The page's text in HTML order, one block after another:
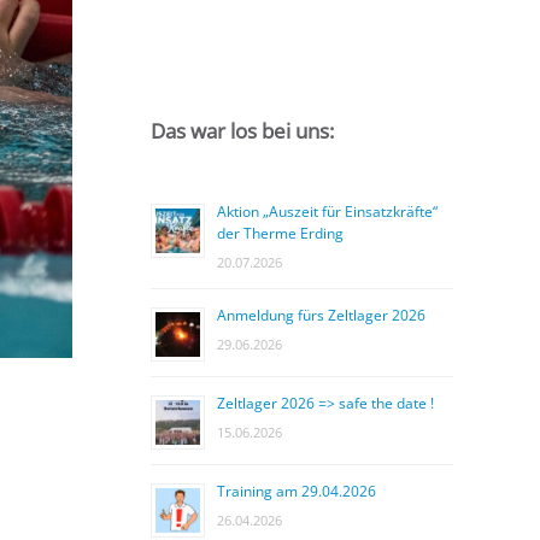
Das war los bei uns:
Aktion „Auszeit für Einsatzkräfte“
der Therme Erding
20.07.2026
Anmeldung fürs Zeltlager 2026
29.06.2026
Zeltlager 2026 => safe the date !
15.06.2026
Training am 29.04.2026
26.04.2026